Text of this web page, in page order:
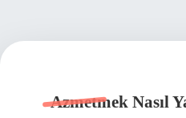
Azmetmek Nasıl